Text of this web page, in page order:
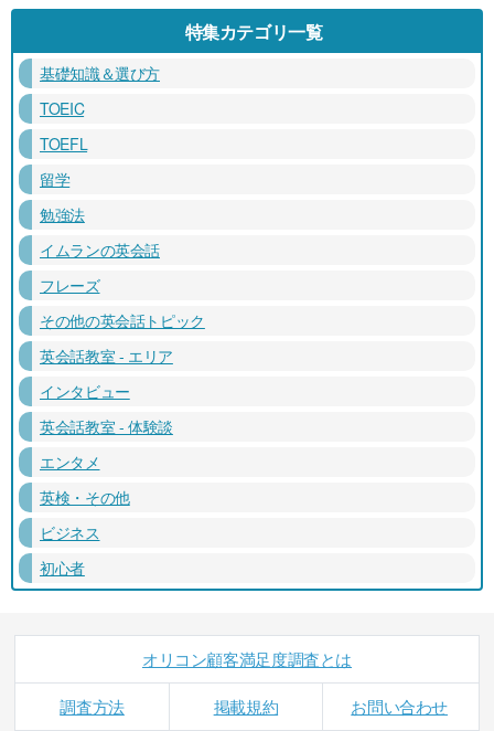
特集カテゴリ一覧
基礎知識＆選び方
TOEIC
TOEFL
留学
勉強法
イムランの英会話
フレーズ
その他の英会話トピック
英会話教室 - エリア
インタビュー
英会話教室 - 体験談
エンタメ
英検・その他
ビジネス
初心者
オリコン顧客満足度調査とは
調査方法 掲載規約 お問い合わせ